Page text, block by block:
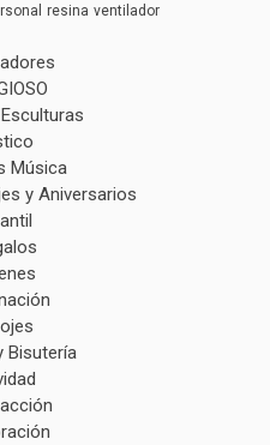
resina ventilador
Música
y Aniversarios
Bisutería